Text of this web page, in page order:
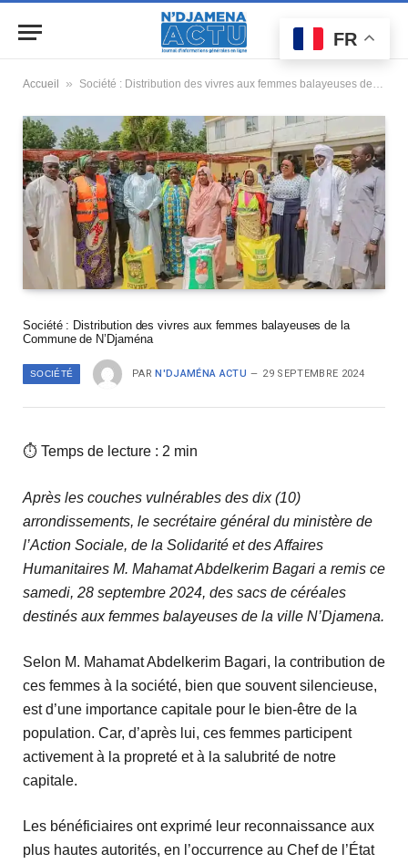
Accueil » Société : Distribution des vivres aux femmes balayeuses de la Commune de N’Djaména
Société : Distribution des vivres aux femmes balayeuses de la
Commune de N’Djaména
SOCIÉTÉ PAR N'DJAMÉNA ACTU 29 SEPTEMBRE 2024
⏱ Temps de lecture : 2 min
Après les couches vulnérables des dix (10)
arrondissements, le secrétaire général du ministère de
l’Action Sociale, de la Solidarité et des Affaires
Humanitaires M. Mahamat Abdelkerim Bagari a remis ce
samedi, 28 septembre 2024, des sacs de céréales
destinés aux femmes balayeuses de la ville N’Djamena.
Selon M. Mahamat Abdelkerim Bagari, la contribution de
ces femmes à la société, bien que souvent silencieuse,
est d’une importance capitale pour le bien-être de la
population. Car, d’après lui, ces femmes participent
activement à la propreté et à la salubrité de notre
capitale.
Les bénéficiaires ont exprimé leur reconnaissance aux
plus hautes autorités, en l’occurrence au Chef de l’État
FR